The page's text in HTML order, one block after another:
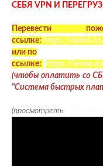
СЕБЯ VPN И
Перевести
ссылке: https://
или по
ссылке:
https://
(чтобы оплатить со
"Система быстрых
(просмотреть